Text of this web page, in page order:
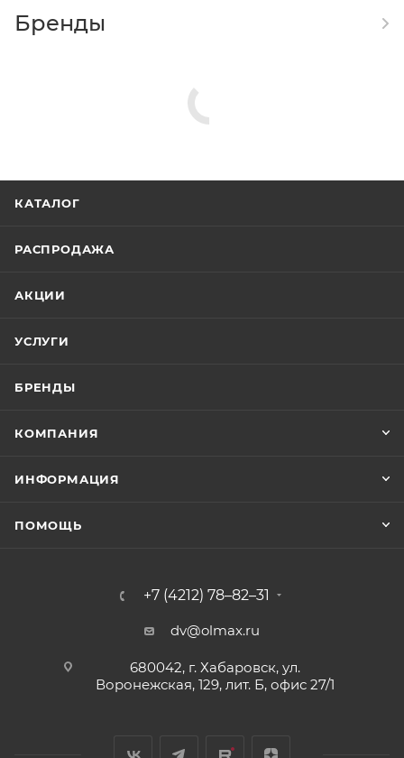
Бренды
КАТАЛОГ
РАСПРОДАЖА
АКЦИИ
УСЛУГИ
БРЕНДЫ
КОМПАНИЯ
ИНФОРМАЦИЯ
ПОМОЩЬ
+7 (4212) 78–82–31
dv@olmax.ru
680042, г. Хабаровск, ул.
Воронежская, 129, лит. Б, офис 27/1